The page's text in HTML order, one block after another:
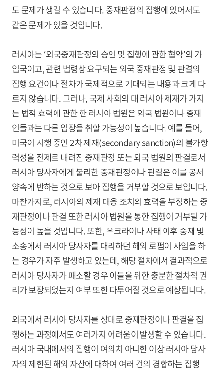
도 문제가 생길 수 있습니다. 중재판정의 집행에 있어서도
같은 문제가 있을 것입니다.
러시아는 ‘외국중재판정의 승인 및 집행에 관한 협약’의 가
입국이고, 관련 법령상 요구되는 외국 중재판정 및 판결의
집행 요건이나 절차가 국제적으로 기대되는 내용과 크게 다
르지 않습니다. 그러나, 국제 사회의 대 러시아 제재가 가지
는 법적 효력에 관한 한 러시아 법원은 외국 법원이나 중재
인들과는 다른 입장을 취할 가능성이 높습니다. 예를 들어,
미국이 시행 중인 2차 제재(secondary sanction)의 불가항
력성을 전제로 내려진 중재판정 또는 외국 법원의 판결로서
러시아 당사자에게 불리한 중재판정이나 판결은 이를 공서
양속에 반하는 것으로 보아 집행을 거부할 것으로 보입니다.
마찬가지로, 러시아의 제재 대응 조치의 효력을 부정하는 중
재판정이나 판결 또한 러시아 법원을 통한 집행이 거부될 가
능성이 높을 것입니다. 또한, 우크라이나 사태 이후 중재 및
소송에서 러시아 당사자를 대리하던 해외 로펌이 사임을 하
는 경우가 자주 발생하고 있는데, 해당 절차에서 결과적으로
러시아 당사자가 패소할 경우 이들을 위한 충분한 절차적 권
리가 보장되었는지 여부 또한 다투어질 것으로 예상됩니다.
외국에서 러시아 당사자를 상대로 중재판정이나 판결을 집
행하는 과정에서도 여러가지 어려움이 발생할 수 있습니다.
러시아 국내에서의 집행이 여의치 아니한 이상 러시아 당사
자의 제한된 해외 자산에 대하여 여러 건의 경합하는 집행